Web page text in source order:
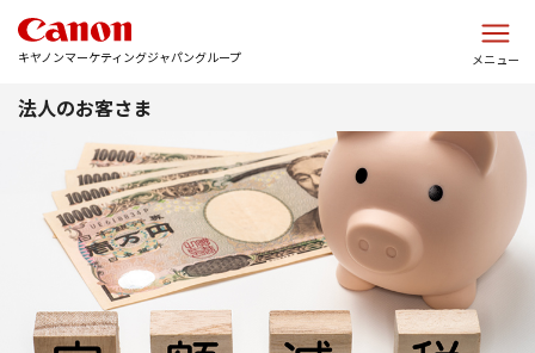
キヤノンマーケティングジャパングループ メニュー
法人のお客さま